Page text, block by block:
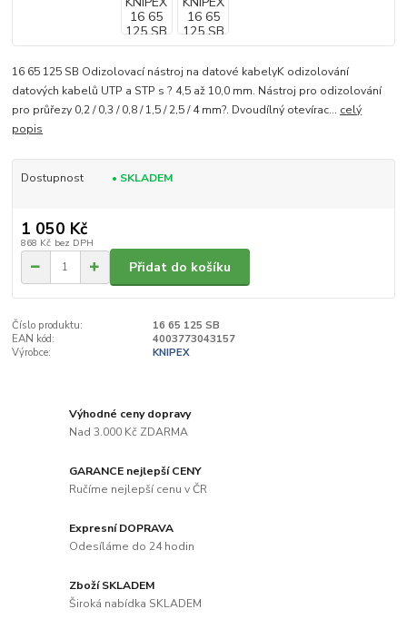
16 65 125 SB Odizolovací nástroj na datové kabelyK odizolování
datových kabelů UTP a STP s ? 4,5 až 10,0 mm. Nástroj pro odizolování
pro průřezy 0,2 / 0,3 / 0,8 / 1,5 / 2,5 / 4 mm?. Dvoudílný otevírac... celý
popis
Dostupnost • SKLADEM
1 050 Kč
868 Kč bez DPH
Přidat do košíku
Číslo produktu:
16 65 125 SB
EAN kód:
4003773043157
Výrobce:
KNIPEX
Výhodné ceny dopravy
Nad 3.000 Kč ZDARMA
GARANCE nejlepší CENY
Ručíme nejlepší cenu v ČR
Expresní DOPRAVA
Odesíláme do 24 hodin
Zboží SKLADEM
Široká nabídka SKLADEM